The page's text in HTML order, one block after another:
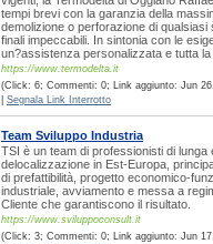
tempi brevi con la garanzia della
demolizione o perforazione di qualsiasi
finali impeccabili. In sintonia con le
un?assistenza personalizzata e tutta
https://www.termodelta.it
(Click: 6; Commenti: 0; Link aggiunto: Jun
Segnala Link Interrotto
Team Sviluppo Industria
TSI è un team di professionisti di
delocalizzazione in Est-Europa,
di prefattibilità, progetto economico-
industriale, avviamento e messa a
Cliente che garantiscono il risultato.
https://www.sviluppoconsult.it
(Click: 3; Commenti: 0; Link aggiunto: Jun